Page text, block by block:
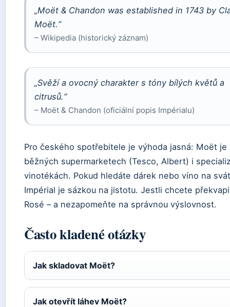
„Moët & Chandon was established in 1743 by
Moët.“
– Wikipedia (historický záznam)
„Svěží a ovocný charakter s tóny bílých květů a
citrusů.“
– Moët & Chandon (oficiální popis Impérialu)
Pro českého spotřebitele je výhoda jasná: Moët je
běžných supermarketech (Tesco, Albert) i
vinotékách. Pokud hledáte dárek nebo víno na
Impérial je sázkou na jistotu. Jestli chcete
Rosé – a nezapomeňte na správnou výslovnost.
Často kladené otázky
Jak skladovat Moët?
Jak otevřít láhev Moët?